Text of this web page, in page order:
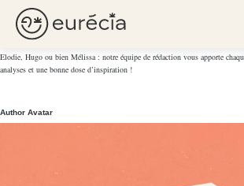
La rédaction
Elodie, Hugo ou bien Mélissa : notre équipe de rédaction vous apporte
analyses et une bonne dose d’inspiration !
Author Avatar